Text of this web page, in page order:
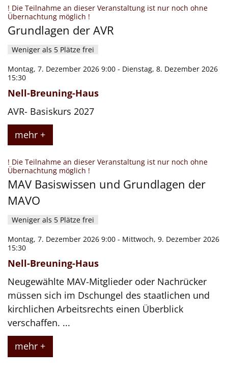
! Die Teilnahme an dieser Veranstaltung ist nur noch ohne
Übernachtung möglich !
Grundlagen der AVR
Weniger als 5 Plätze frei
Montag, 7. Dezember 2026 9:00 - Dienstag, 8. Dezember 2026
15:30
Nell-Breuning-Haus
AVR- Basiskurs 2027
mehr +
! Die Teilnahme an dieser Veranstaltung ist nur noch ohne
Übernachtung möglich !
MAV Basiswissen und Grundlagen der
MAVO
Weniger als 5 Plätze frei
Montag, 7. Dezember 2026 9:00 - Mittwoch, 9. Dezember 2026
15:30
Nell-Breuning-Haus
Neugewählte MAV-Mitglieder oder Nachrücker
müssen sich im Dschungel des staatlichen und
kirchlichen Arbeitsrechts einen Überblick
verschaffen. ...
mehr +